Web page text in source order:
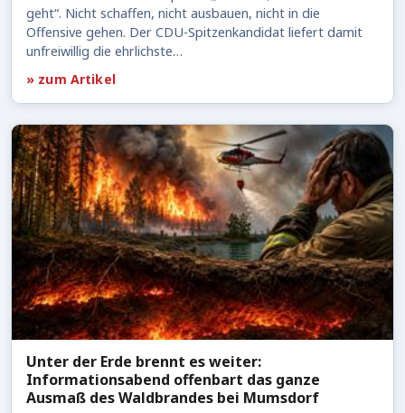
geht“. Nicht schaffen, nicht ausbauen, nicht in die
Offensive gehen. Der CDU-Spitzenkandidat liefert damit
unfreiwillig die ehrlichste…
» zum Artikel
Unter der Erde brennt es weiter:
Informationsabend offenbart das ganze
Ausmaß des Waldbrandes bei Mumsdorf